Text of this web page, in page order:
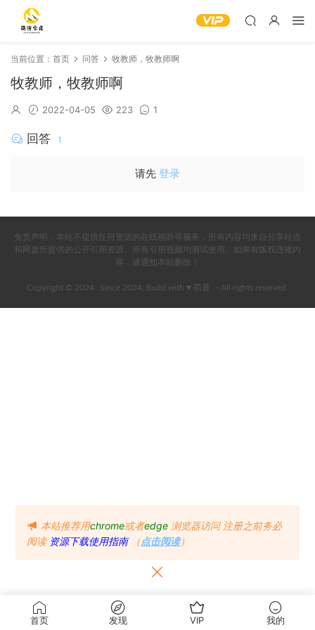
当前位置： 首页 问答 牧教师，牧教师啊
牧教师，牧教师啊
2022-04-05 223 1
回答 1
请先 登录
免责声明：本站不提供任何资源的在线视听等服务，所有内容均来自分享站点
和网盘所提供的公开引用资源。所有引用视频均测试使用。如果有版权违规内
容，请通知本站删除！
Copyright © 2024 Since 2024, Build with ♥ 萌番 - All rights reserved
首页 发现 VIP 我的
本站推荐用chrome或者edge 浏览器访问 注册之前务必
阅读 资源下载使用指南 （点击阅读）